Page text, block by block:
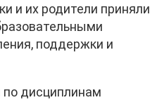
и их родители приняли
поддержки и
по дисциплинам